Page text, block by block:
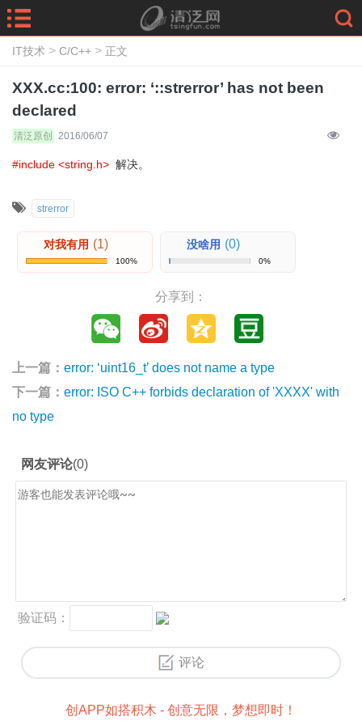
IT技术 > C/C++ > 正文
XXX.cc:100: error: ‘::strerror’ has not been
declared
清泛原创 2016/06/07
#include <string.h> 解决。
strerror
对我有用 (1)
100%
没啥用 (0)
0%
分享到：
上一篇： error: ‘uint16_t’ does not name a type
下一篇： error: ISO C++ forbids declaration of 'XXXX' with
no type
创APP如搭积木 - 创意无限，梦想即时！